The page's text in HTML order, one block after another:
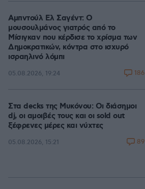
Αμπντούλ Ελ Σαγέντ: Ο
μουσουλμάνος γιατρός από το
Μίσιγκαν που κέρδισε το χρίσμα των
Δημοκρατικών, κόντρα στο ισχυρό
ισραηλινό λόμπι
05.08.2026, 19:24 186
Στα decks της Μυκόνου: Οι διάσημοι
dj, οι αμοιβές τους και οι sold out
ξέφρενες μέρες και νύχτες
05.08.2026, 15:21 89